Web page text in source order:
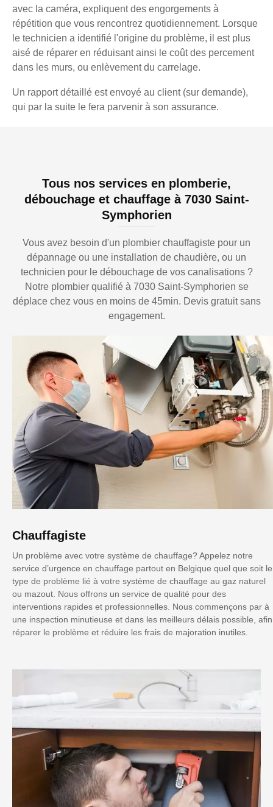
avec la caméra, expliquent des engorgements à
répétition que vous rencontrez quotidiennement. Lorsque
le technicien a identifié l'origine du problème, il est plus
aisé de réparer en réduisant ainsi le coût des percement
dans les murs, ou enlèvement du carrelage.
Un rapport détaillé est envoyé au client (sur demande),
qui par la suite le fera parvenir à son assurance.
Tous nos services en plomberie,
débouchage et chauffage à 7030 Saint-
Symphorien
Vous avez besoin d'un plombier chauffagiste pour un
dépannage ou une installation de chaudière, ou un
technicien pour le débouchage de vos canalisations ?
Notre plombier qualifié à 7030 Saint-Symphorien se
déplace chez vous en moins de 45min. Devis gratuit sans
engagement.
Chauffagiste
Un problème avec votre système de chauffage? Appelez notre
service d’urgence en chauffage partout en Belgique quel que soit le
type de problème lié à votre système de chauffage au gaz naturel
ou mazout. Nous offrons un service de qualité pour des
interventions rapides et professionnelles. Nous commençons par à
une inspection minutieuse et dans les meilleurs délais possible, afin
réparer le problème et réduire les frais de majoration inutiles.